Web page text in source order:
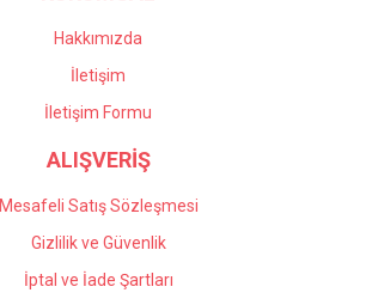
05/2026
Hakkımızda
İletişim
İletişim Formu
ALIŞVERİŞ
Mesafeli Satış Sözleşmesi
Gizlilik ve Güvenlik
İptal ve İade Şartları